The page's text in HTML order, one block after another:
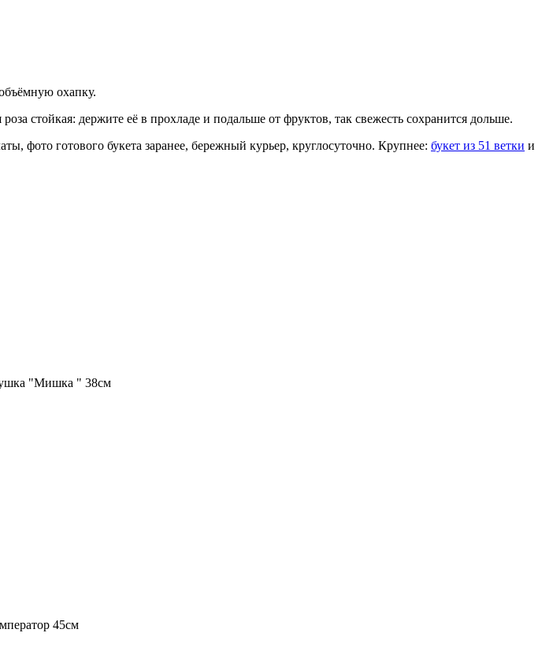
охапку.
стойкая: держите её в прохладе и подальше от фруктов, так свежесть сохранится дольше.
фото готового букета заранее, бережный курьер, круглосуточно. Крупнее: букет из 51 ветки и
"Мишка " 38см
45см